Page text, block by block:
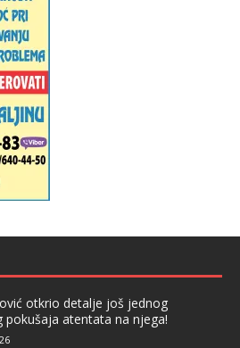
otkrio detalje još jednog
pokušaja atentata na njega!